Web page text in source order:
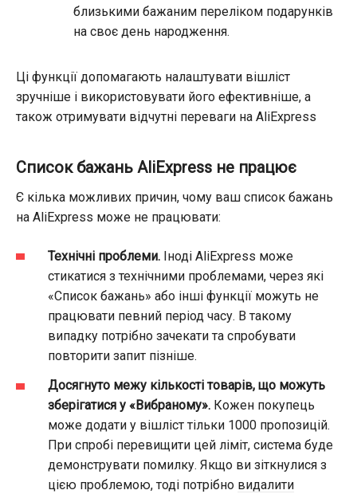
близькими бажаним переліком подарунків
на своє день народження.
Ці функції допомагають налаштувати вішліст
зручніше і використовувати його ефективніше, а
також отримувати відчутні переваги на AliExpress
Список бажань AliExpress не працює
Є кілька можливих причин, чому ваш список бажань
на AliExpress може не працювати:
Технічні проблеми. Іноді AliExpress може
стикатися з технічними проблемами, через які
«Список бажань» або інші функції можуть не
працювати певний період часу. В такому
випадку потрібно зачекати та спробувати
повторити запит пізніше.
Досягнуто межу кількості товарів, що можуть
зберігатися у «Вибраному». Кожен покупець
може додати у вішліст тільки 1000 пропозицій.
При спробі перевищити цей ліміт, система буде
демонструвати помилку. Якщо ви зіткнулися з
цією проблемою, тоді потрібно видалити